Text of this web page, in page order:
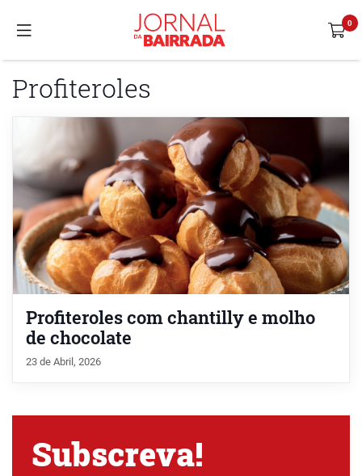
Profiteroles
Profiteroles com chantilly e molho
de chocolate
23 de Abril, 2026
Subscreva!